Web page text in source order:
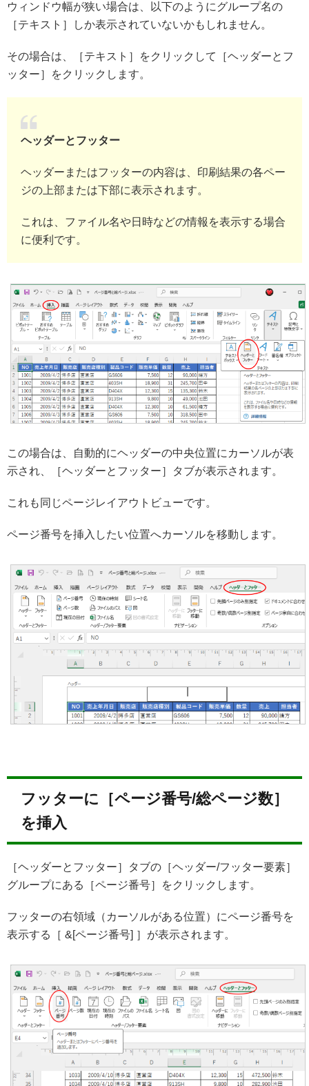
ウィンドウ幅が狭い場合は、以下のようにグループ名の
［テキスト］しか表示されていないかもしれません。
その場合は、［テキスト］をクリックして［ヘッダーとフ
ッター］をクリックします。
ヘッダーとフッター
ヘッダーまたはフッターの内容は、印刷結果の各ペー
ジの上部または下部に表示されます。
これは、ファイル名や日時などの情報を表示する場合
に便利です。
この場合は、自動的にヘッダーの中央位置にカーソルが表
示され、［ヘッダーとフッター］タブが表示されます。
これも同じページレイアウトビューです。
ページ番号を挿入したい位置へカーソルを移動します。
フッターに［ページ番号/総ページ数］
を挿入
［ヘッダーとフッター］タブの［ヘッダー/フッター要素］
グループにある［ページ番号］をクリックします。
フッターの右領域（カーソルがある位置）にページ番号を
表示する［ &[ページ番号] ］が表示されます。